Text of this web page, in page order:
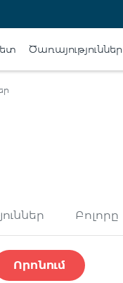
Ծառայություններ
Բոլորը
Որոնում